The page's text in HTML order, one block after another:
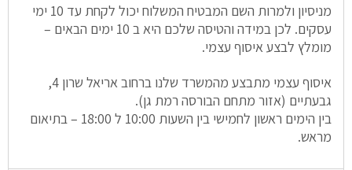
מניסיון ולמרות השם המבטיח המשלוח יכול לקחת עד 10 ימי
עסקים. לכן במידה והטיסה שלכם היא ב 10 ימים הבאים –
מומלץ לבצע איסוף עצמי.
איסוף עצמי מתבצע מהמשרד שלנו ברחוב אריאל שרון 4,
גבעתיים (אזור מתחם הבורסה רמת גן).
בין הימים ראשון לחמישי בין השעות 10:00 ל 18:00 – בתיאום
מראש.